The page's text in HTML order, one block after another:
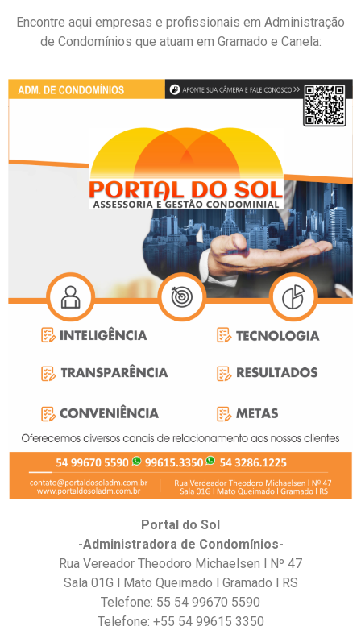
Encontre aqui empresas e profissionais em Administração
de Condomínios que atuam em Gramado e Canela:
Portal do Sol
-Administradora de Condomínios-
Rua Vereador Theodoro Michaelsen l Nº 47
Sala 01G l Mato Queimado l Gramado l RS
Telefone: 55 54 99670 5590
Telefone: +55 54 99615 3350